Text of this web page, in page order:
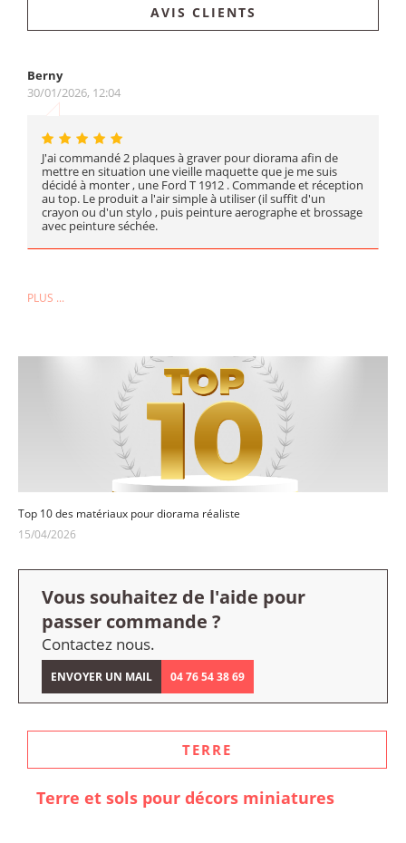
AVIS CLIENTS
Berny
30/01/2026, 12:04
J'ai commandé 2 plaques à graver pour diorama afin de
mettre en situation une vieille maquette que je me suis
décidé à monter , une Ford T 1912 . Commande et réception
au top. Le produit a l'air simple à utiliser (il suffit d'un
crayon ou d'un stylo , puis peinture aerographe et brossage
avec peinture séchée.
PLUS ...
Top 10 des matériaux pour diorama réaliste
15/04/2026
Vous souhaitez de l'aide pour
passer commande ?
Contactez nous.
ENVOYER UN MAIL 04 76 54 38 69
TERRE
Terre et sols pour décors miniatures